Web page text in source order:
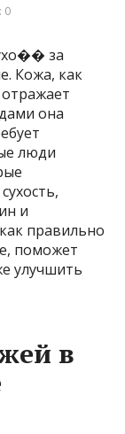
0
за
Кожа, как
она
люди
и
правильно
поможет
улучшить
в